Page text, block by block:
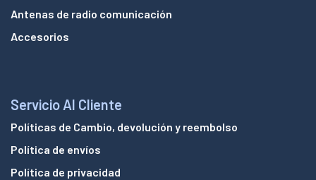
Antenas de radio comunicación
Accesorios
Servicio Al Cliente
Políticas de Cambio, devolución y reembolso
Política de envíos
Política de privacidad